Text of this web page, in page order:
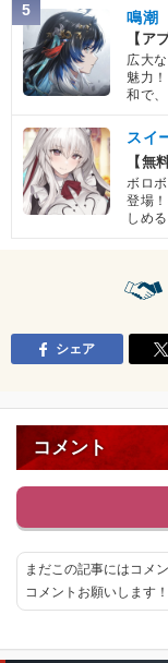
5 鳴潮
【ア
広大
魅力
和で
スイ
【無
ボロ
登場
しめる
シェア
コメント
まだこの記事にはコメ
コメントお願いします！